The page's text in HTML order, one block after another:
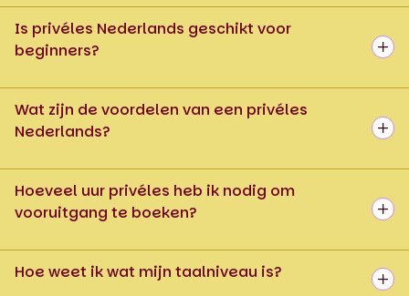
Is privéles Nederlands geschikt voor
beginners?
Wat zijn de voordelen van een privéles
Nederlands?
Hoeveel uur privéles heb ik nodig om
vooruitgang te boeken?
Hoe weet ik wat mijn taalniveau is?